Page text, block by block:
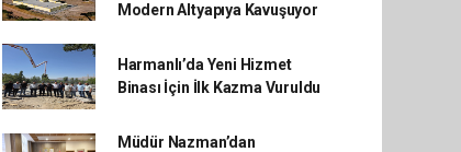
Modern Altyapıya Kavuşuyor
Harmanlı’da Yeni Hizmet
Binası İçin İlk Kazma Vuruldu
Müdür Nazman’dan